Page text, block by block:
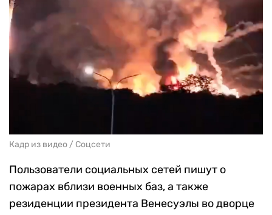
Кадр из видео / Соцсети
Пользователи социальных сетей пишут о
пожарах вблизи военных баз, а также
резиденции президента Венесуэлы во дворце